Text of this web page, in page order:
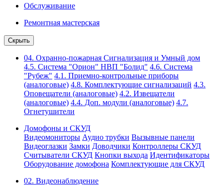
Обслуживание
Ремонтная мастерская
Скрыть
04. Охранно-пожарная Сигнализация и Умный дом
4.5. Система "Орион" НВП "Болид" 4.6. Система
"Рубеж" 4.1. Приемно-контрольные приборы
(аналоговые) 4.8. Комплектующие сигнализаций 4.3.
Оповещатели (аналоговые) 4.2. Извещатели
(аналоговые) 4.4. Доп. модули (аналоговые) 4.7.
Огнетушители
Домофоны и СКУД
Видеомониторы Аудио трубки Вызывные панели
Видеоглазки Замки Доводчики Контроллеры СКУД
Считыватели СКУД Кнопки выхода Идентификаторы
Оборудование домофона Комплектующие для СКУД
02. Видеонаблюдение